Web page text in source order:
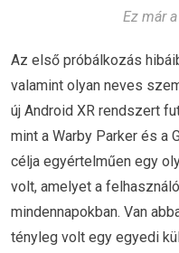
Ez már
Az első próbálkozás
valamint olyan neves
új Android XR rendszert
mint a Warby Parker és a
célja egyértelműen egy
volt, amelyet a
mindennapokban. Van
tényleg volt egy egyedi